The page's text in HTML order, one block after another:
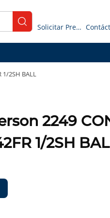
submit search
Solicitar Presupuesto
1/2SH BALL
2249
1/2SH